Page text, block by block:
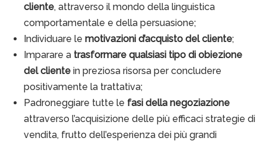
cliente, attraverso il mondo della linguistica
comportamentale e della persuasione;
Individuare le motivazioni d’acquisto del cliente;
Imparare a trasformare qualsiasi tipo di obiezione
del cliente in preziosa risorsa per concludere
positivamente la trattativa;
Padroneggiare tutte le fasi della negoziazione
attraverso l’acquisizione delle più efficaci strategie di
vendita, frutto dell’esperienza dei più grandi